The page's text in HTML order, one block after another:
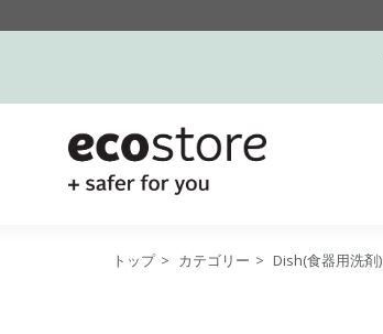
トップ > カテゴリー > Dish(食器用洗剤)